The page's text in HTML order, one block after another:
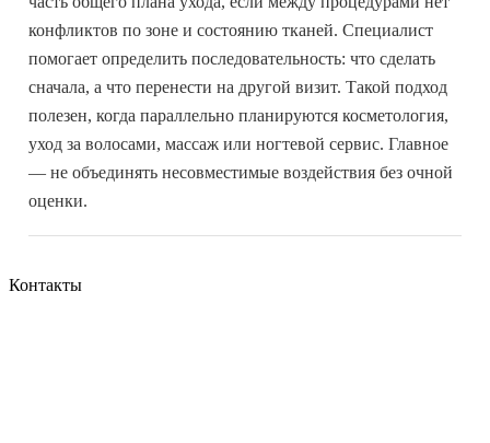
конфликтов по зоне и состоянию тканей. Специалист
помогает определить последовательность: что сделать
сначала, а что перенести на другой визит. Такой подход
полезен, когда параллельно планируются косметология,
уход за волосами, массаж или ногтевой сервис. Главное
— не объединять несовместимые воздействия без очной
оценки.
Контакты